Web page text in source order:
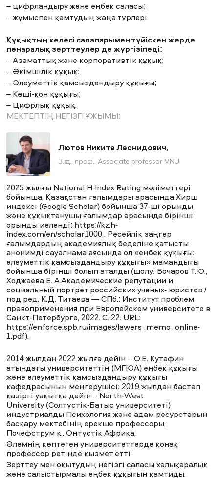
– цифрландыру және еңбек саласы;
– жұмыспен қамтудың жаңа түрлері.
Құқықтың келесі салаларымен түйіскен жерде
пәнаралық зерттеулер де жүргізіледі:
– Азаматтық және корпоративтік құқық;
– Әкімшілік құқық;
– Әлеуметтік қамсыздандыру құқығы;
– Көші-қон құқығы;
– Цифрлық құқық.
МЕКТЕПТІҢ НЕГІЗГІ ҰЖЫМЫ:
Лютов Никита Леонидович,
З.ғ.д., проф., Аssociate professor MNU
2025 жылғы National Н-Index Rating мәліметтері
бойынша, Қазақстан ғалымдары арасында Хирш
индексі (Google Scholar) бойынша 37-ші орынды
және құқықтанушы ғалымдар арасында бірінші
орынды иеленді: https://kz.h-
index.com/en/scholar1000 . Ресейлік заңгер
ғалымдардың академиялық беделіне қатысты
анонимді сауалнама аясында ол «еңбек құқығы;
әлеуметтік қамсыздандыру құқығы» мамандығы
бойынша бірінші болып аталды (шолу: Бочаров Т.Ю.,
Ходжаева Е. А.Академические репутации и
социальный портрет российских ученых- юристов /
под ред. К.Д. Титаева — СПб.: Институт проблем
правоприменения при Европейском университете в
Санкт-Петербурге, 2022. С. 22. URL:
https://enforce.spb.ru/images/lawers_memo_online-
1.pdf).
2014 жылдан 2022 жылға дейін – О.Е. Кутафин
атындағы университеттің (МГЮА) еңбек құқығы
және әлеуметтік қамсыздандыру құқығы
кафедрасының меңгерушісі; 2019 жылдан бастап
қазіргі уақытқа дейін – North-West
University (Солтүстік-Батыс университеті)
индустриалды Психология және адам ресурстарын
басқару мектебінің ерекше профессоры,
Почефструм қ., Оңтүстік Африка.
Әлемнің көптеген университеттерде қонақ
профессор ретінде қызмет етті.
Зерттеу мен оқытудың негізгі саласы халықаралық
және салыстырмалы еңбек құқығын қамтиды.